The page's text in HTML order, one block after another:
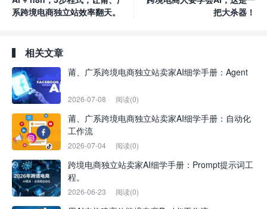
系跨境电商独立站效率翻天。
把大杀器！
相关文章
莆、广系跨境电商独立站卖家AI细学手册：Agent
2026-07-08 阅读(0)
莆、广系跨境电商独立站卖家AI细学手册：自动化
工作流
2026-07-04 阅读(0)
跨境电商独立站卖家AI细学手册：Prompt提示词工
程。
2026-06-23 阅读(0)